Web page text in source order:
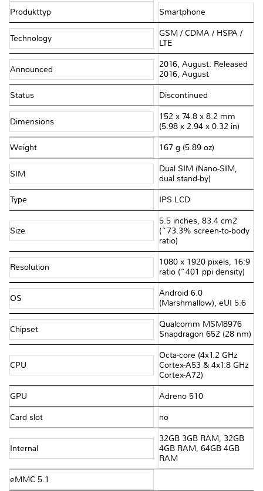
Produkttyp Smartphone
Technology
GSM / CDMA / HSPA /
LTE
Announced
2016, August. Released
2016, August
Status Discontinued
Dimensions
152 x 74.8 x 8.2 mm
(5.98 x 2.94 x 0.32 in)
Weight 167 g (5.89 oz)
SIM
Dual SIM (Nano-SIM,
dual stand-by)
Type IPS LCD
Size
5.5 inches, 83.4 cm2
(~73.3% screen-to-body
ratio)
Resolution
1080 x 1920 pixels, 16:9
ratio (~401 ppi density)
OS
Android 6.0
(Marshmallow), eUI 5.6
Chipset
Qualcomm MSM8976
Snapdragon 652 (28 nm)
CPU
Octa-core (4x1.2 GHz
Cortex-A53 & 4x1.8 GHz
Cortex-A72)
GPU Adreno 510
Card slot no
Internal
32GB 3GB RAM, 32GB
4GB RAM, 64GB 4GB
RAM
eMMC 5.1